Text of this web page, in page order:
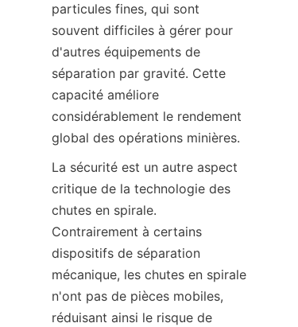
particules fines, qui sont
souvent difficiles à gérer pour
d'autres équipements de
séparation par gravité. Cette
capacité améliore
considérablement le rendement
global des opérations minières.
La sécurité est un autre aspect
critique de la technologie des
chutes en spirale.
Contrairement à certains
dispositifs de séparation
mécanique, les chutes en spirale
n'ont pas de pièces mobiles,
réduisant ainsi le risque de